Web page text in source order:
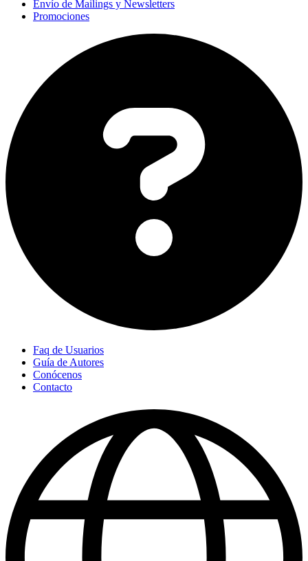
Envío de Mailings y Newsletters
Promociones
Faq de Usuarios
Guía de Autores
Conócenos
Contacto